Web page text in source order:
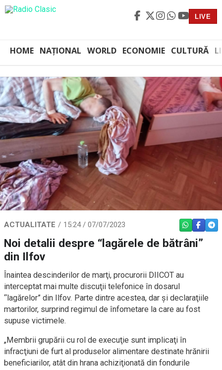
LIVE
HOME NAȚIONAL WORLD ECONOMIE CULTURĂ
ACTUALITATE 15:24 / 07/07/2023 WHATSAPP
Noi detalii despre “lagărele de bătrâni”
din Ilfov
Înaintea descinderilor de marţi, procurorii DIICOT au
interceptat mai multe discuţii telefonice în dosarul
“lagărelor” din Ilfov. Parte dintre acestea, dar şi declaraţiile
martorilor, surprind regimul de înfometare la care au fost
supuse victimele.
„Membrii grupării cu rol de execuţie sunt implicaţi în
infracţiuni de furt al produselor alimentare destinate hrănirii
beneficiarilor, atât din hrana achiziţionată din fondurile